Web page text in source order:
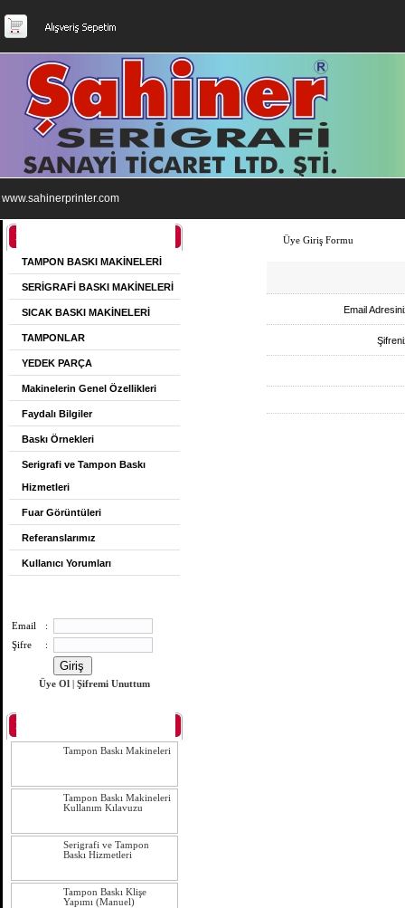
www.sahinerprinter.com
Kategoriler
TAMPON BASKI MAKİNELERİ
SERİGRAFİ BASKI MAKİNELERİ
SICAK BASKI MAKİNELERİ
TAMPONLAR
YEDEK PARÇA
Makinelerin Genel Özellikleri
Faydalı Bilgiler
Baskı Örnekleri
Serigrafi ve Tampon Baskı
Hizmetleri
Fuar Görüntüleri
Referanslarımız
Kullanıcı Yorumları
Email
:
Şifre
:
Üye Ol |Şifremi Unuttum
Haberler
Tampon Baskı Makineleri
Tampon Baskı Makineleri
Kullanım Kılavuzu
Serigrafi ve Tampon
Baskı Hizmetleri
Tampon Baskı Klişe
Yapımı (Manuel)
Üye Giriş Formu
Email